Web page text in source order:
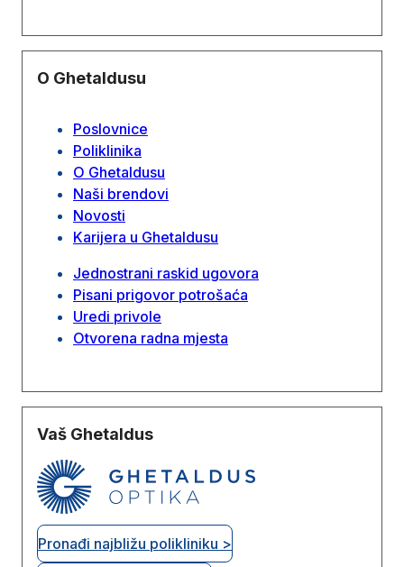
O Ghetaldusu
Poslovnice
Poliklinika
O Ghetaldusu
Naši brendovi
Novosti
Karijera u Ghetaldusu
Jednostrani raskid ugovora
Pisani prigovor potrošaća
Uredi privole
Otvorena radna mjesta
Vaš Ghetaldus
Pronađi najbližu polikliniku >